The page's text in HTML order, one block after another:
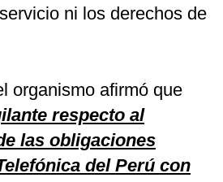
ni los derechos de
organismo afirmó que
respecto al
las obligaciones
del Perú con